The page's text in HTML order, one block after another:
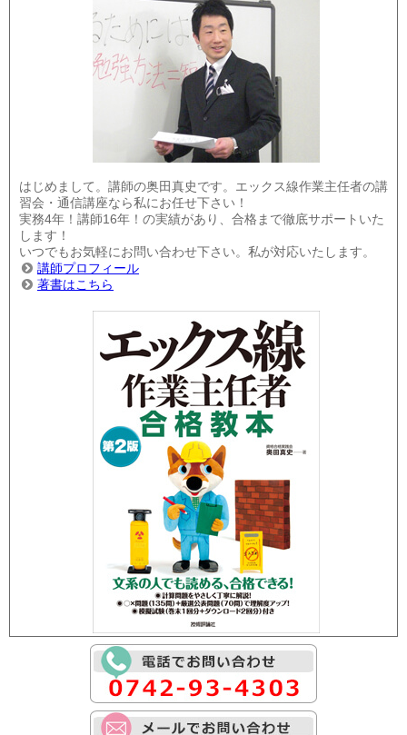
はじめまして。講師の奥田真史です。エックス線作業主任者の講
習会・通信講座なら私にお任せ下さい！
実務4年！講師16年！の実績があり、合格まで徹底サポートいた
します！
いつでもお気軽にお問い合わせ下さい。私が対応いたします。
講師プロフィール
著書はこちら